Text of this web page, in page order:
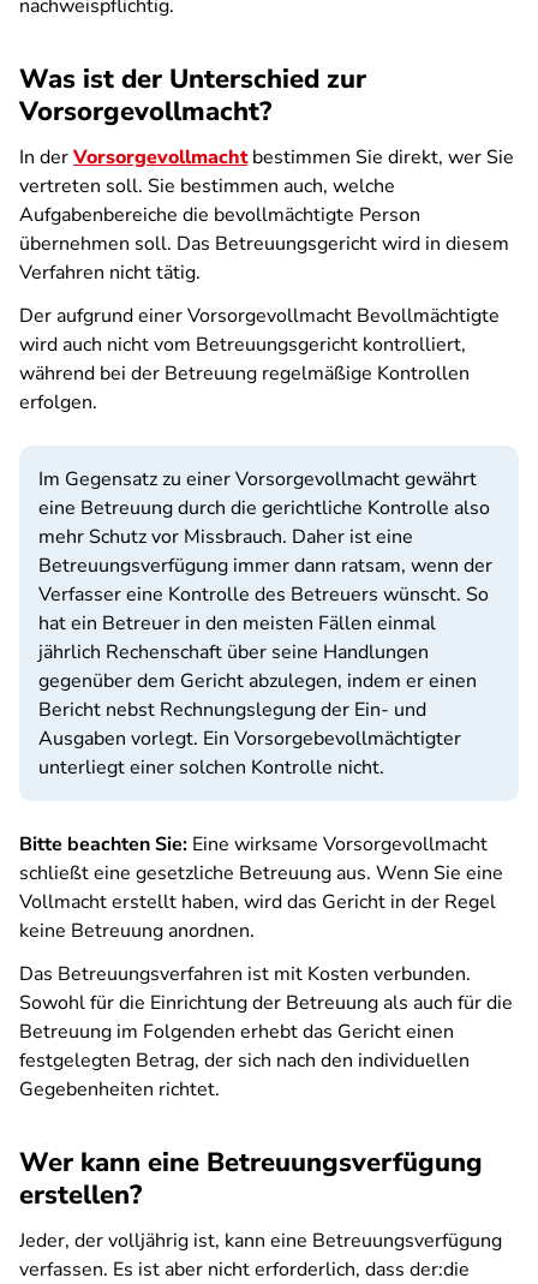
nachweispflichtig.
Was ist der Unterschied zur
Vorsorgevollmacht?
In derVorsorgevollmachtbestimmen Sie direkt, wer Sie
vertreten soll. Sie bestimmen auch, welche
Aufgabenbereiche die bevollmächtigte Person
übernehmen soll. Das Betreuungsgericht wird in diesem
Verfahren nicht tätig.
Der aufgrund einer Vorsorgevollmacht Bevollmächtigte
wird auch nicht vom Betreuungsgericht kontrolliert,
während bei der Betreuung regelmäßige Kontrollen
erfolgen.
Im Gegensatz zu einer Vorsorgevollmacht gewährt
eine Betreuung durch die gerichtliche Kontrolle also
mehr Schutz vor Missbrauch. Daher ist eine
Betreuungsverfügung immer dann ratsam, wenn der
Verfasser eine Kontrolle des Betreuers wünscht. So
hat ein Betreuer in den meisten Fällen einmal
jährlich Rechenschaft über seine Handlungen
gegenüber dem Gericht abzulegen, indem er einen
Bericht nebst Rechnungslegung der Ein- und
Ausgaben vorlegt. Ein Vorsorgebevollmächtigter
unterliegt einer solchen Kontrolle nicht.
Bitte beachten Sie: Eine wirksame Vorsorgevollmacht
schließt eine gesetzliche Betreuung aus. Wenn Sie eine
Vollmacht erstellt haben, wird das Gericht in der Regel
keine Betreuung anordnen.
Das Betreuungsverfahren ist mit Kosten verbunden.
Sowohl für die Einrichtung der Betreuung als auch für die
Betreuung im Folgenden erhebt das Gericht einen
festgelegten Betrag, der sich nach den individuellen
Gegebenheiten richtet.
Wer kann eine Betreuungsverfügung
erstellen?
Jeder, der volljährig ist, kann eine Betreuungsverfügung
verfassen. Es ist aber nicht erforderlich, dass der:die